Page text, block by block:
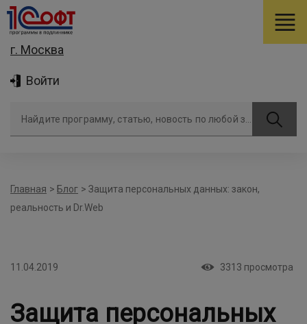
г. Москва
Войти
Главная > Блог > Защита персональных данных: закон,
реальность и Dr.Web
11.04.2019 3313 просмотра
Защита персональных